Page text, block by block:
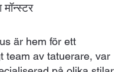
मॉन्स्टर
är hem för ett
team av tatuerare, var